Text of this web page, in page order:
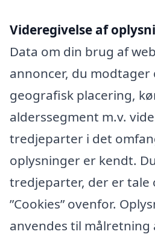
Videregivelse af
Data om din brug af
annoncer, du modtager
geografisk placering,
alderssegment m.v.
tredjeparter i det
oplysninger er kendt.
tredjeparter, der er tale
”Cookies” ovenfor.
anvendes til målretning